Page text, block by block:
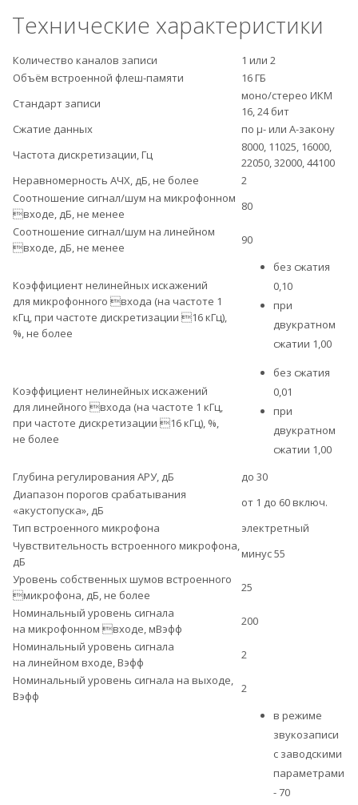
Технические характеристики
Количество каналов записи
1 или 2
Объём встроенной флеш-памяти
16 ГБ
Стандарт записи
моно/стерео ИКМ
16, 24 бит
Сжатие данных
по μ- или А-закону
Частота дискретизации, Гц
8000, 11025, 16000,
22050, 32000, 44100
Неравномерность АЧХ, дБ, не более
2
Соотношение сигнал/шум на микрофонном
входе, дБ, не менее
80
Соотношение сигнал/шум на линейном
входе, дБ, не менее
90
Коэффициент нелинейных искажений
для микрофонного входа (на частоте 1
кГц, при частоте дискретизации 16 кГц),
%, не более
без сжатия
0,10
при
двукратном
сжатии 1,00
Коэффициент нелинейных искажений
для линейного входа (на частоте 1 кГц,
при частоте дискретизации 16 кГц), %,
не более
без сжатия
0,01
при
двукратном
сжатии 1,00
Глубина регулирования АРУ, дБ
до 30
Диапазон порогов срабатывания
«акустопуска», дБ
от 1 до 60 включ.
Тип встроенного микрофона
электретный
Чувствительность встроенного микрофона,
дБ
минус 55
Уровень собственных шумов встроенного
микрофона, дБ, не более
25
Номинальный уровень сигнала
на микрофонном входе, мВэфф
200
Номинальный уровень сигнала
на линейном входе, Вэфф
2
Номинальный уровень сигнала на выходе,
Вэфф
2
в режиме
звукозаписи
с заводскими
параметрами
- 70